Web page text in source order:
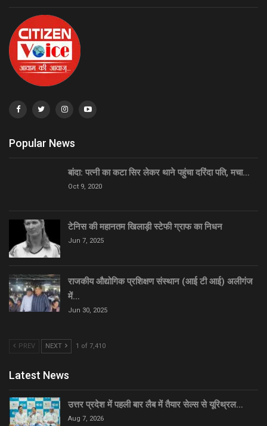
Popular News
बांदा: पत्नी का कटा सिर लेकर थाने पहुंचा दरिंदा पति, मचा…
Oct 9, 2020
टेनिस की महानतम खिलाड़ी स्टेफी ग्राफ का निधन
Jun 7, 2025
राजकीय औद्योगिक प्रशिक्षण संस्थान (आई टी आई) अलीगंज
में…
Jun 30, 2025
PREV NEXT 1 of 7,410
Latest News
उत्तर प्रदेश में पहली बार लैब में तैयार सेल्स से यूरिथ्रल…
Aug 7, 2026